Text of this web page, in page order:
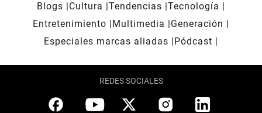
Blogs
Cultura Tendencias Tecnología
Entretenimiento
Multimedia
Generación
Especiales marcas aliadas
Pódcast
REDES SOCIALES